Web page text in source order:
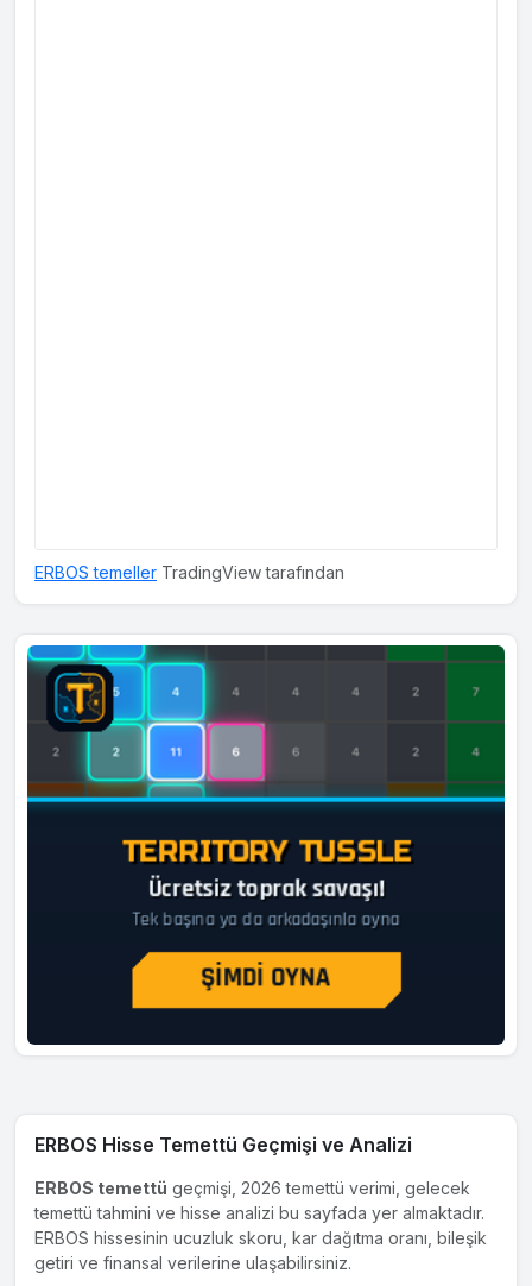
ERBOS temeller TradingView tarafından
ERBOS Hisse Temettü Geçmişi ve Analizi
ERBOS temettü geçmişi, 2026 temettü verimi, gelecek
temettü tahmini ve hisse analizi bu sayfada yer almaktadır.
ERBOS hissesinin ucuzluk skoru, kar dağıtma oranı, bileşik
getiri ve finansal verilerine ulaşabilirsiniz.